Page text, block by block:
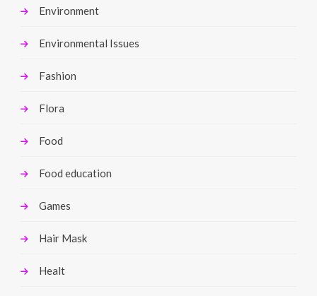
Environment
Environmental Issues
Fashion
Flora
Food
Food education
Games
Hair Mask
Healt